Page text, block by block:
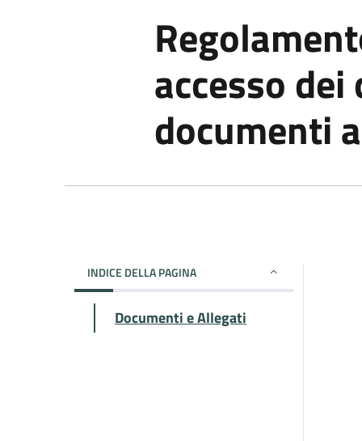
accesso
documenti
INDICE DELLA PAGINA
Documenti e Allegati